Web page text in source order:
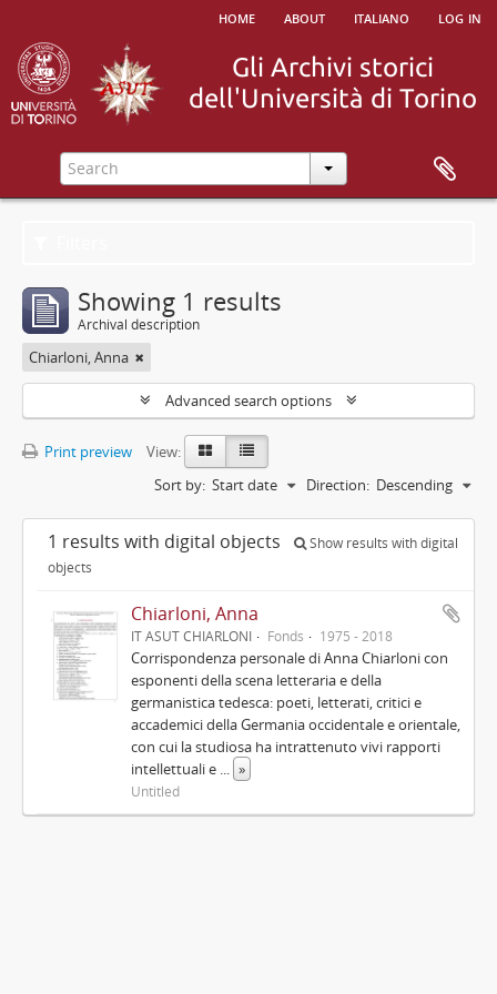
home about italiano log in
Showing 1 results
Archival description
Chiarloni, Anna
Advanced search options
Print preview
View:
Sort by: Start date Direction: Descending
1 results with digital objects
Show results with digital
objects
Chiarloni, Anna
IT ASUT CHIARLONI Fonds 1975 - 2018
Corrispondenza personale di Anna Chiarloni con
esponenti della scena letteraria e della
germanistica tedesca: poeti, letterati, critici e
accademici della Germania occidentale e orientale,
con cui la studiosa ha intrattenuto vivi rapporti
intellettuali e ... »
Untitled